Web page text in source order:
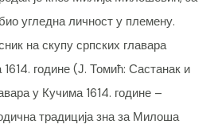
угледна личност у племену.
на скупу српских главара
године (Ј. Томић: Састанак и
у Кучима 1614. године –
традиција зна за Милоша